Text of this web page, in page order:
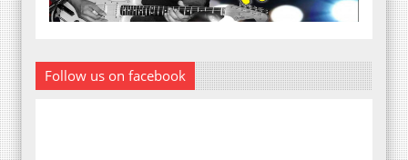
Follow us on facebook